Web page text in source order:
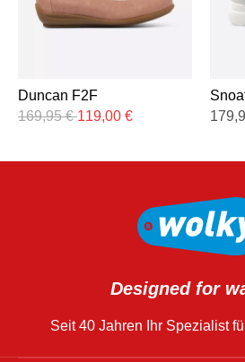
Duncan F2F
169,95€ 119,00 €
Designed for
Seit 40 Jahren Ihr Spezialist